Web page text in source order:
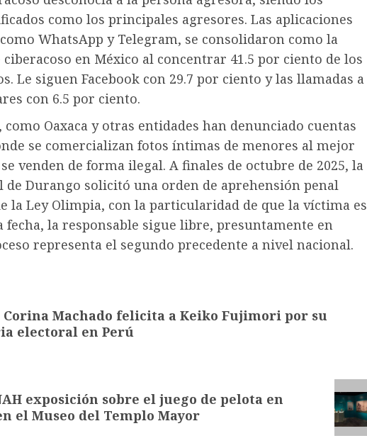
como los principales agresores. Las aplicaciones
WhatsApp y Telegram, se consolidaron como la
en México al concentrar 41.5 por ciento de los
Le siguen Facebook con 29.7 por ciento y las llamadas a
con 6.5 por ciento.
Oaxaca y otras entidades han denunciado cuentas
se comercializan fotos íntimas de menores al mejor
venden de forma ilegal. A finales de octubre de 2025, la
de Durango solicitó una orden de aprehensión penal
la Ley Olimpia, con la particularidad de que la víctima es
fecha, la responsable sigue libre, presuntamente en
representa el segundo precedente a nivel nacional.
Machado felicita a Keiko Fujimori por su
electoral en Perú
exposición sobre el juego de pelota en
el Museo del Templo Mayor